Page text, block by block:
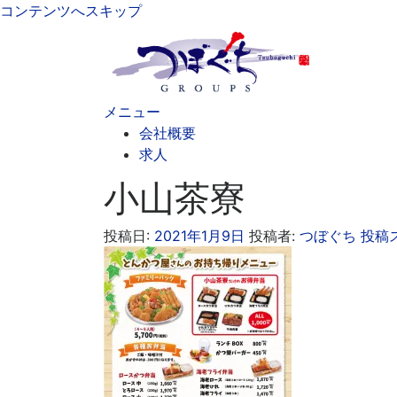
コンテンツへスキップ
メニュー
会社概要
求人
小山茶寮
投稿日: 2021年1月9日 投稿者: つぼぐち 投稿